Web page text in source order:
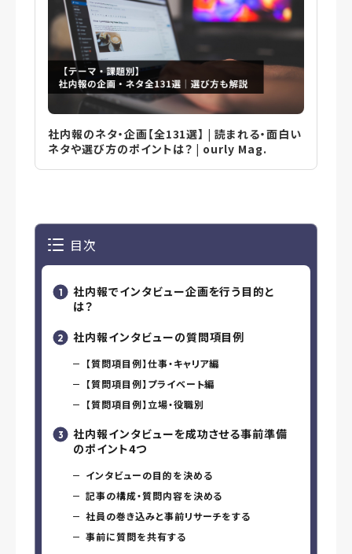
社内報のネタ・企画【全131選】 | 読まれる・面白い
ネタや選び方のポイントは？ | ourly Mag.
目次
社内報でインタビュー企画を行う目的と
は？
社内報インタビューの質問項目例
【質問項目例】仕事・キャリア編
【質問項目例】プライベート編
【質問項目例】立場・役職別
社内報インタビューを成功させる事前準備
のポイント4つ
インタビューの目的を決める
記事の構成・質問内容を決める
社員の巻き込みと事前リサーチをする
事前に質問を共有する